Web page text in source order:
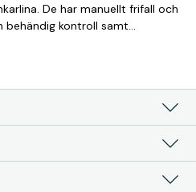
De har manuellt frifall och
behändig kontroll samt
byggs ihop vid beställning.